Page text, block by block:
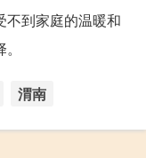
不到家庭的温暖和
渭南